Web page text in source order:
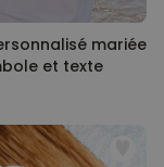
mariée
et texte